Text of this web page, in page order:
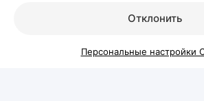
Отклонить
Персональные настройки